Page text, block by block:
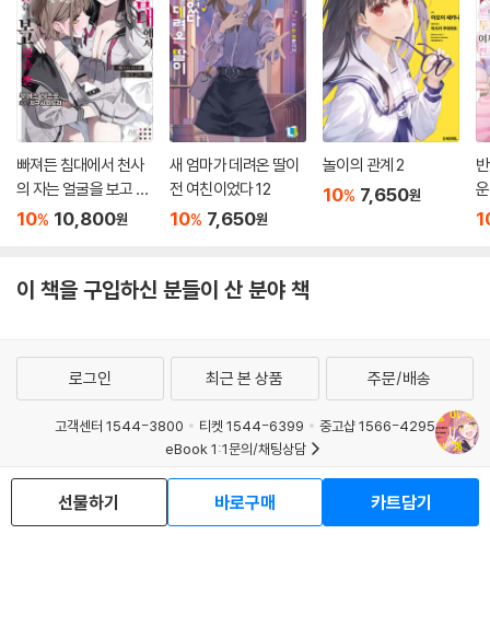
빠져든 침대에서 천사
의 자는 얼굴을 보고 싶
을 뿐
10% 10,800원
새 엄마가 데려온 딸이
전 여친이었다 12
10% 7,650원
놀이의 관계 2
10% 7,650원
이 책을 구입하신 분들이 산 분야 책
선물하기 바로구매 카트담기
로그인 최근 본 상품 주문/배송
고객센터 1544-3800 티켓 1544-6399
중고샵 1566-4295
eBook 1:1문의/채팅상담
예스이십사(주) 사업자 정보
이용약관
개인정보처리방침
청소년보호정책